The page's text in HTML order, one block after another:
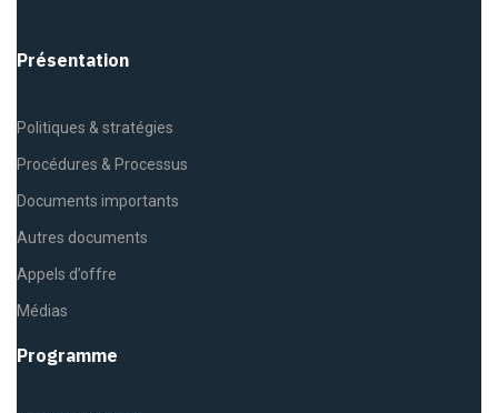
Présentation
Politiques & stratégies
Procédures & Processus
Documents importants
Autres documents
Appels d’offre
Médias
Programme